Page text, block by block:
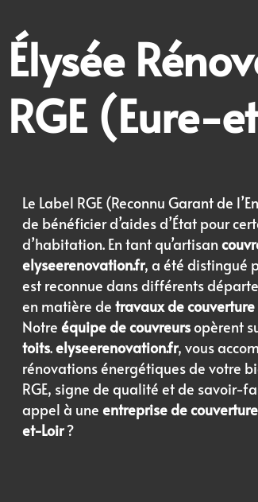
Élysée
RGE (Eure-
Le Label RGE (Reconnu Garant de
de bénéficier d’aides d’État pour
d’habitation. En tant qu’artisan
elyseerenovation.fr, a été distingué
est reconnue dans différents
en matière de travaux de couverture
Notre équipe de couvreursopèrent
toits.elyseerenovation.fr, vous
rénovations énergétiques de votre
RGE, signe de qualité et de savoir-
appel à une entreprise de couverture
et-Loir?